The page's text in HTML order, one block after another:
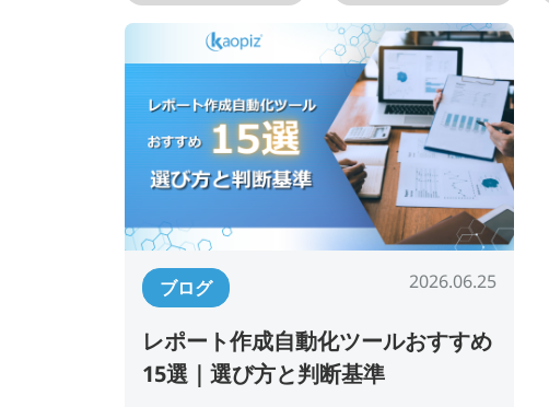
ブログ 2026.06.25
レポート作成自動化ツールおすすめ
15選｜選び方と判断基準